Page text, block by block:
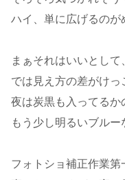
ハイ、単に広げるの
まぁそれはいいとし
では見え方の差がけっ
夜は炭黒も入ってる
もう少し明るいブルー
フォトショ補正作業